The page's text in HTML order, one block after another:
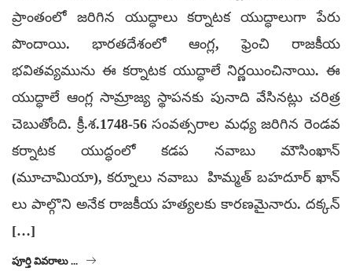
ప్రాంతంలో జరిగిన యుద్ధాలు కర్నాటక యుద్ధాలుగా పేరు
పొందాయి. భారతదేశంలో ఆంగ్ల, ఫ్రెంచి రాజకీయ
భవితవ్యమును ఈ కర్నాటక యుద్ధాలే నిర్ణయించినాయి. ఈ
యుద్ధాలే ఆంగ్ల సామ్రాజ్య స్థాపనకు పునాది వేసినట్లు చరిత్ర
చెబుతోంది. క్రీ.శ.1748-56 సంవత్సరాల మధ్య జరిగిన రెండవ
కర్నాటక యుద్ధంలో కడప నవాబు మౌసింఖాన్
(మూచామియా), కర్నూలు నవాబు హిమ్మత్ బహదూర్ ఖాన్
లు పాల్గొని అనేక రాజకీయ హత్యలకు కారణమైనారు. దక్కన్
[…]
పూర్తి వివరాలు ...